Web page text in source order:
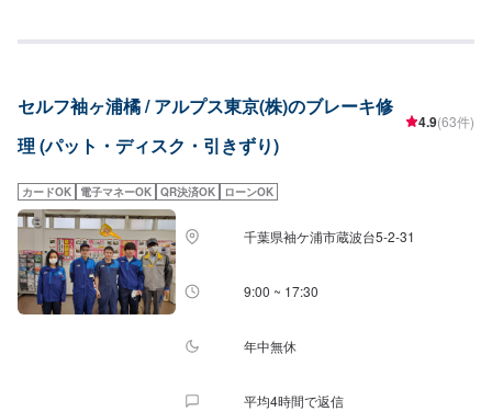
セルフ袖ヶ浦橘 / アルプス東京(株)のブレーキ修
理 (パット・ディスク・引きずり)
4.9(63件)
カードOK 電子マネーOK QR決済OK ローンOK
千葉県袖ケ浦市蔵波台5-2-31
9:00 ~ 17:30
年中無休
平均4時間で返信